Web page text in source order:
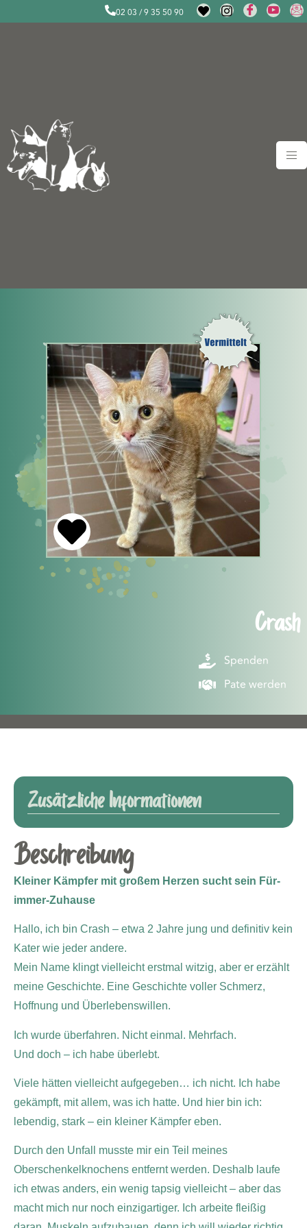
02 03 / 9 35 50 90
Crash
Spenden
Pate werden
Zusätzliche Informationen
Beschreibung
Kleiner Kämpfer mit großem Herzen sucht sein Für-
immer-Zuhause
Hallo, ich bin Crash – etwa 2 Jahre jung und definitiv kein
Kater wie jeder andere.
Mein Name klingt vielleicht erstmal witzig, aber er erzählt
meine Geschichte. Eine Geschichte voller Schmerz,
Hoffnung und Überlebenswillen.
Ich wurde überfahren. Nicht einmal. Mehrfach.
Und doch – ich habe überlebt.
Viele hätten vielleicht aufgegeben… ich nicht. Ich habe
gekämpft, mit allem, was ich hatte. Und hier bin ich:
lebendig, stark – ein kleiner Kämpfer eben.
Durch den Unfall musste mir ein Teil meines
Oberschenkelknochens entfernt werden. Deshalb laufe
ich etwas anders, ein wenig tapsig vielleicht – aber das
macht mich nur noch einzigartiger. Ich arbeite fleißig